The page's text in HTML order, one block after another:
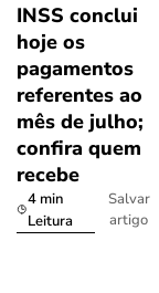
INSS conclui
hoje os
pagamentos
referentes ao
mês de julho;
confira quem
recebe
4 min
Leitura
Salvar
artigo